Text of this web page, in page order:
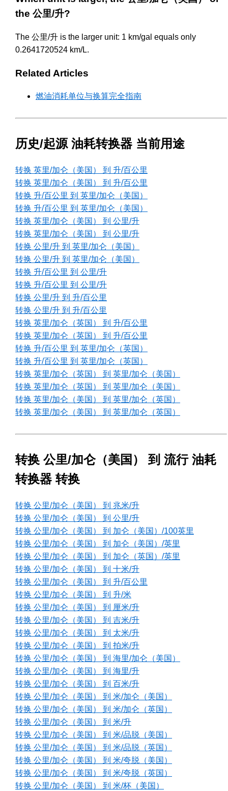
the 公里/升?
The 公里/升 is the larger unit: 1 km/gal equals only
0.2641720524 km/L.
Related Articles
燃油消耗单位与换算完全指南
历史/起源 油耗转换器 当前用途
转换 英里/加仑（美国） 到 升/百公里
转换 英里/加仑（美国） 到 升/百公里
转换 升/百公里 到 英里/加仑（美国）
转换 升/百公里 到 英里/加仑（美国）
转换 英里/加仑（美国） 到 公里/升
转换 英里/加仑（美国） 到 公里/升
转换 公里/升 到 英里/加仑（美国）
转换 公里/升 到 英里/加仑（美国）
转换 升/百公里 到 公里/升
转换 升/百公里 到 公里/升
转换 公里/升 到 升/百公里
转换 公里/升 到 升/百公里
转换 英里/加仑（英国） 到 升/百公里
转换 英里/加仑（英国） 到 升/百公里
转换 升/百公里 到 英里/加仑（英国）
转换 升/百公里 到 英里/加仑（英国）
转换 英里/加仑（英国） 到 英里/加仑（美国）
转换 英里/加仑（英国） 到 英里/加仑（美国）
转换 英里/加仑（美国） 到 英里/加仑（英国）
转换 英里/加仑（美国） 到 英里/加仑（英国）
转换 公里/加仑（美国） 到 流行 油耗
转换器 转换
转换 公里/加仑（美国） 到 兆米/升
转换 公里/加仑（美国） 到 公里/升
转换 公里/加仑（美国） 到 加仑（美国）/100英里
转换 公里/加仑（美国） 到 加仑（美国）/英里
转换 公里/加仑（美国） 到 加仑（英国）/英里
转换 公里/加仑（美国） 到 十米/升
转换 公里/加仑（美国） 到 升/百公里
转换 公里/加仑（美国） 到 升/米
转换 公里/加仑（美国） 到 厘米/升
转换 公里/加仑（美国） 到 吉米/升
转换 公里/加仑（美国） 到 太米/升
转换 公里/加仑（美国） 到 拍米/升
转换 公里/加仑（美国） 到 海里/加仑（美国）
转换 公里/加仑（美国） 到 海里/升
转换 公里/加仑（美国） 到 百米/升
转换 公里/加仑（美国） 到 米/加仑（美国）
转换 公里/加仑（美国） 到 米/加仑（英国）
转换 公里/加仑（美国） 到 米/升
转换 公里/加仑（美国） 到 米/品脱（美国）
转换 公里/加仑（美国） 到 米/品脱（英国）
转换 公里/加仑（美国） 到 米/夸脱（美国）
转换 公里/加仑（美国） 到 米/夸脱（英国）
转换 公里/加仑（美国） 到 米/杯（美国）